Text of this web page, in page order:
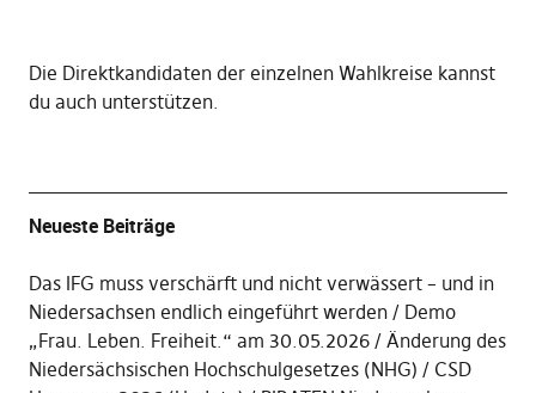
Die Direktkandidaten der einzelnen Wahlkreise kannst
du auch unterstützen.
Neueste Beiträge
Das IFG muss verschärft und nicht verwässert – und in
Niedersachsen endlich eingeführt werden
Demo
„Frau. Leben. Freiheit.“ am 30.05.2026
Änderung des
Niedersächsischen Hochschulgesetzes (NHG)
CSD